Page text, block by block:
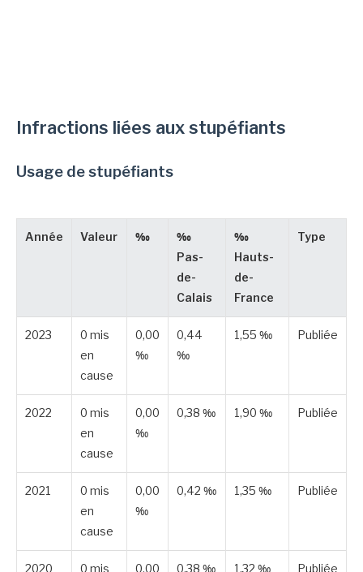
Infractions liées aux stupéfiants
Usage de stupéfiants
Année Valeur ‰
‰
Pas-
de-
Calais
‰
Hauts-
de-
France
Type
2023
0 mis
en
cause
0,00
‰
0,44
‰
1,55 ‰ Publiée
2022
0 mis
en
cause
0,00
‰
0,38 ‰ 1,90 ‰ Publiée
2021
0 mis
en
cause
0,00
‰
0,42 ‰ 1,35 ‰ Publiée
2020
0 mis
0,00
0,38 ‰ 1,32 ‰ Publiée